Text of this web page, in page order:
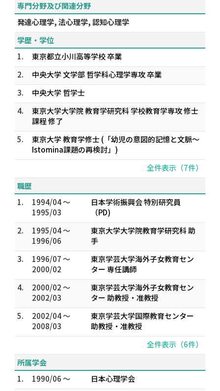
専門分野及び関連分野
発達心理学, 法心理学, 認知心理学
学歴・学位
1.
東京都立小川高等学校 卒業
2.
中央大学 文学部 哲学科心理学専攻 卒業
3.
中央大学 哲学士
4.
東京大学大学院 教育学研究科 学校教育学専攻 修士
課程 修了
5.
東京大学 教育学修士 (「幼児の意図的記憶と文脈～
Istomina課題の再検討」)
全件表示（7件）
職歴
1.
1994/04 ～
1995/03
日本学術振興会 特別研究員
（PD)
2.
1995/04 ～
1996/06
東京大学大学院教育学研究科 助
手
3.
1996/07 ～
2000/02
東京学芸大学海外子女教育セン
ター 専任講師
4.
2000/02 ～
2002/03
東京学芸大学海外子女教育セン
ター 助教授・准教授
5.
2002/04 ～
2008/03
東京学芸大学国際教育センター
助教授・准教授
全件表示（6件）
所属学会
1.
1990/06 ～
日本心理学会